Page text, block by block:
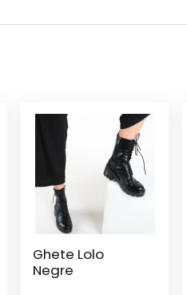
Ghete Lolo
Negre